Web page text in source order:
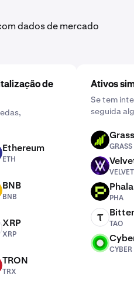
introduza o montante
a frequência clicando
uma programação que
ou mensal.
dados de mercado
de
Ethereum
ETH
BNB
BNB
XRP
XRP
TRON
TRX
Ativos
Se tem
seguida
GRASS Grass
GRASS
VELVET
VELVET
PHA
PHA
TAO
TAO
CYBER
CYBER